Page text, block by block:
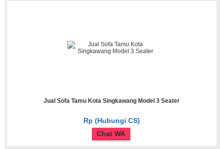
Jual Sofa Tamu Kota Singkawang Model 3 Seater
Rp (Hubungi CS)
Chat WA